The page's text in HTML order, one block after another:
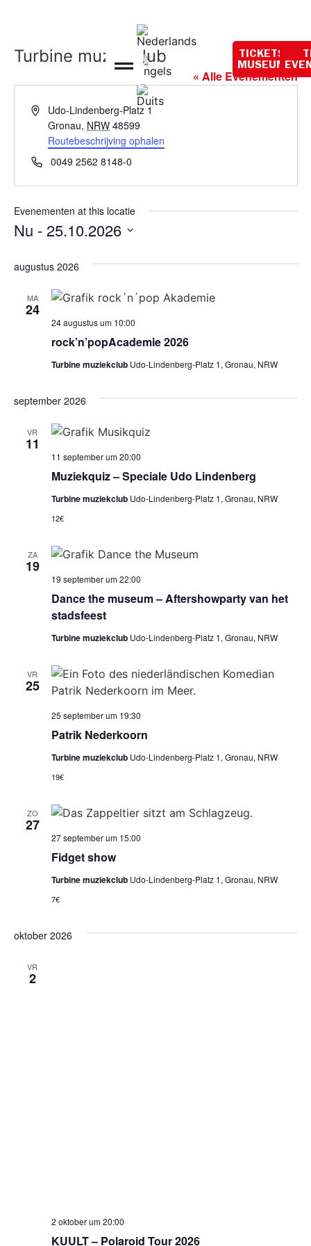
TICKETS
MUSEUM
Turbine muziekclub
« Alle Evenementen
AdresUdo-Lindenberg-Platz 1
Gronau, NRW 48599
Routebeschrijving ophalen
Telefoon0049 2562 8148-0
Evenementen at this locatie
Nu - 25.10.2026
datum.
augustus 2026
MA
24
rock’n’popAcademie 2026
24 augustus um 10:00
Turbine muziekclub Udo-Lindenberg-Platz 1, Gronau, NRW
september 2026
VR
11
Muziekquiz – Speciale Udo Lindenberg
11 september um 20:00
Turbine muziekclub Udo-Lindenberg-Platz 1, Gronau, NRW
12€
ZA
19
Dance the museum – Aftershowparty van het
stadsfeest
19 september um 22:00
Turbine muziekclub Udo-Lindenberg-Platz 1, Gronau, NRW
VR
25
Patrik Nederkoorn
25 september um 19:30
Turbine muziekclub Udo-Lindenberg-Platz 1, Gronau, NRW
19€
ZO
27
Fidget show
27 september um 15:00
Turbine muziekclub Udo-Lindenberg-Platz 1, Gronau, NRW
7€
oktober 2026
VR
2
KUULT – Polaroid Tour 2026
2 oktober um 20:00